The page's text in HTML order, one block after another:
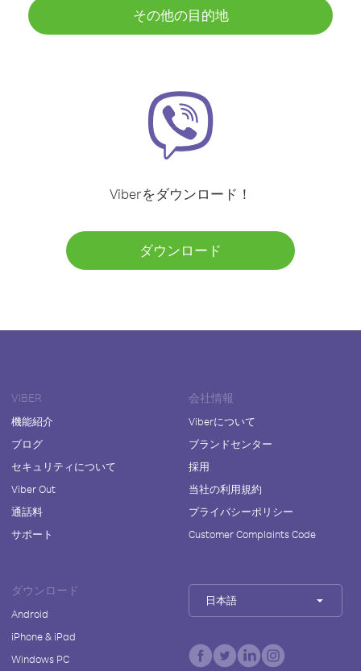
その他の目的地
Viberをダウンロード！
ダウンロード
VIBER
機能紹介
ブログ
セキュリティについて
Viber Out
通話料
サポート
会社情報
Viberについて
ブランドセンター
採用
当社の利用規約
プライバシーポリシー
Customer Complaints Code
ダウンロード
Android
iPhone & iPad
Windows PC
日本語